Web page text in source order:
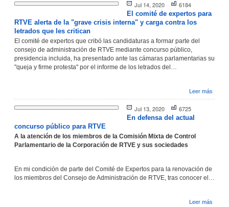
Jul 14, 2020 6184
El comité de expertos para
RTVE alerta de la "grave crisis interna" y carga contra los
letrados que les critican
El comité de expertos que cribó las candidaturas a formar parte del
consejo de administración de RTVE mediante concurso público,
presidencia incluida, ha presentado ante las cámaras parlamentarias su
"queja y firme protesta" por el informe de los letrados del…
Leer más
Jul 13, 2020 6725
En defensa del actual
concurso público para RTVE
A la atención de los miembros de la Comisión Mixta de Control
Parlamentario de la Corporación de RTVE y sus sociedades
En mi condición de parte del Comité de Expertos para la renovación de
los miembros del Consejo de Administración de RTVE, tras conocer el…
Leer más